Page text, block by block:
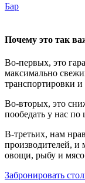
Бар
Почему это так
Во-первых, это
максимально
транспортировки и
Во-вторых, это
пообедать у нас по
В-третьих, нам
производителей,
овощи, рыбу и
Забронировать